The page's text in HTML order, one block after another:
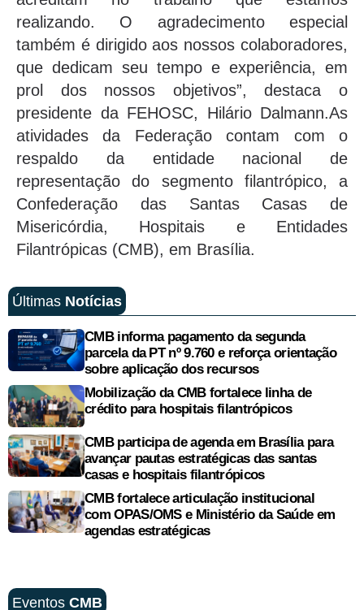
realizando. O agradecimento especial
também é dirigido aos nossos colaboradores,
que dedicam seu tempo e experiência, em
prol dos nossos objetivos”, destaca o
presidente da FEHOSC, Hilário Dalmann.As
atividades da Federação contam com o
respaldo da entidade nacional de
representação do segmento filantrópico, a
Confederação das Santas Casas de
Misericórdia, Hospitais e Entidades
Filantrópicas (CMB), em Brasília.
Últimas Notícias
CMB informa pagamento da segunda
parcela da PT nº 9.760 e reforça orientação
sobre aplicação dos recursos
Mobilização da CMB fortalece linha de
crédito para hospitais filantrópicos
CMB participa de agenda em Brasília para
avançar pautas estratégicas das santas
casas e hospitais filantrópicos
CMB fortalece articulação institucional
com OPAS/OMS e Ministério da Saúde em
agendas estratégicas
Eventos CMB